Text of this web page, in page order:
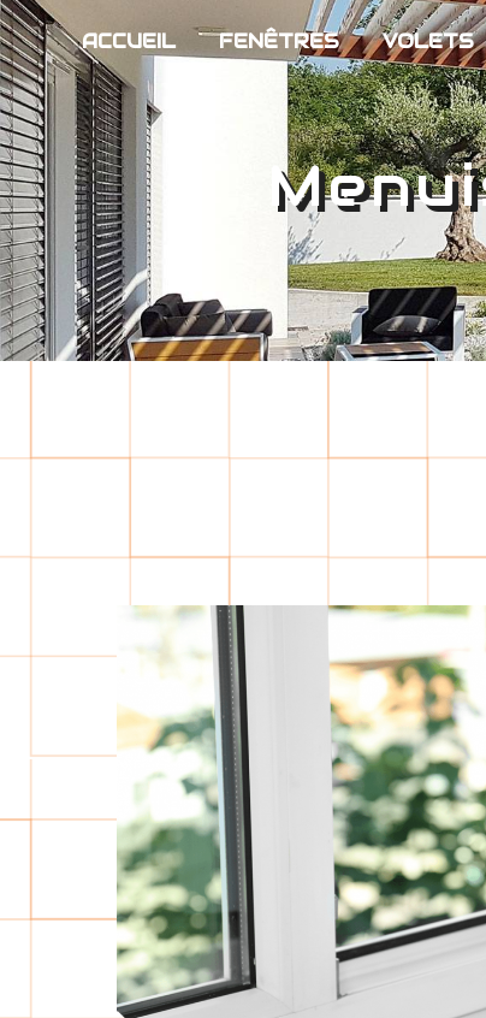
Panneau de gestion des cookies
ACCUEIL FENÊTRES VOLETS